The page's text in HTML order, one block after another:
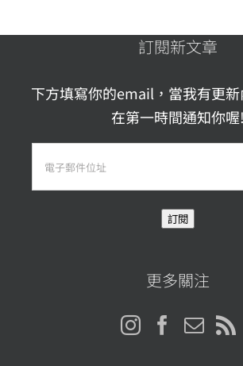
訂閱新文章
下方填寫你的email，當我有更
在第一時間通知你喔!
訂閱
更多關注